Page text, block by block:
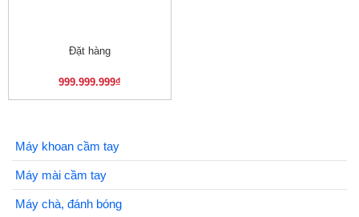
Đặt hàng
999.999.999₫
Máy khoan cầm tay
Máy mài cầm tay
Máy chà, đánh bóng